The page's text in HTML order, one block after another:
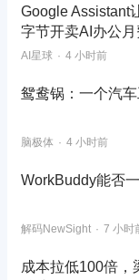
Google Assistant
字节开卖AI办公月
AI星球 4 小时前
鸳鸯锅：一个汽
脑极体 4 小时前
WorkBuddy能否
解码NewSight 7 小时
成本拉低100倍，